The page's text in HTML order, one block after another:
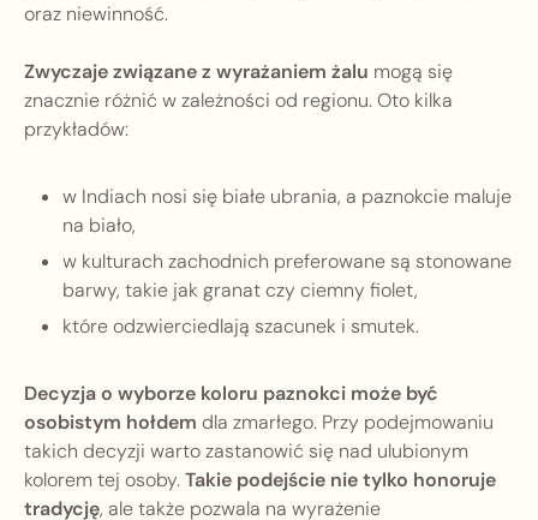
oraz niewinność.
Zwyczaje związane z wyrażaniem żalu mogą się
znacznie różnić w zależności od regionu. Oto kilka
przykładów:
w Indiach nosi się białe ubrania, a paznokcie maluje
na biało,
w kulturach zachodnich preferowane są stonowane
barwy, takie jak granat czy ciemny fiolet,
które odzwierciedlają szacunek i smutek.
Decyzja o wyborze koloru paznokci może być
osobistym hołdem dla zmarłego. Przy podejmowaniu
takich decyzji warto zastanowić się nad ulubionym
kolorem tej osoby.Takie podejście nie tylko honoruje
tradycję, ale także pozwala na wyrażenie